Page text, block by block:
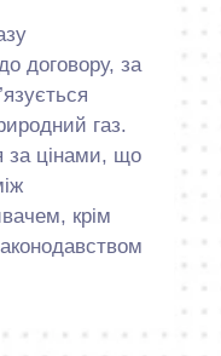
договору, за
газ.
за цінами, що
крім